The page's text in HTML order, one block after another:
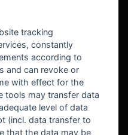
tracking
constantly
according to
and can revoke or
with effect for the
tools may transfer data
level of data
(incl. data transfer to
that the data may be